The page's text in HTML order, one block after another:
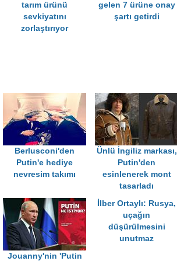
tarım ürünü
sevkiyatını
zorlaştırıyor
gelen 7 ürüne onay
şartı getirdi
Berlusconi'den
Putin'e hediye
nevresim takımı
Ünlü İngiliz markası,
Putin'den
esinlenerek mont
tasarladı
Jouanny'nin 'Putin
İlber Ortaylı: Rusya,
uçağın
düşürülmesini
unutmaz